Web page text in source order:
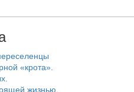
«крота».
жизнью.